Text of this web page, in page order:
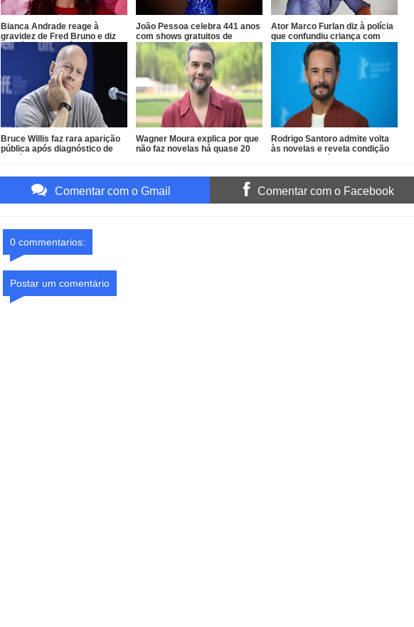
Bianca Andrade reage à
gravidez de Fred Bruno e diz
que já ama o bebê
João Pessoa celebra 441 anos
com shows gratuitos de
Vanessa da Mata, Roupa Nova
e Fábio Jr.
Ator Marco Furlan diz à polícia
que confundiu criança com
namorada após prisão por
estupro de vulnerável
Bruce Willis faz rara aparição
pública após diagnóstico de
Wagner Moura explica por que
não faz novelas há quase 20
Rodrigo Santoro admite volta
às novelas e revela condição
Comentar com o Gmail Comentar com o Facebook
0 commentarios:
Postar um comentário